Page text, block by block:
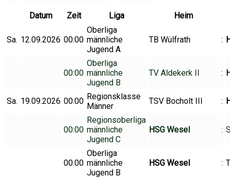
Datum Zeit Liga Heim
Sa. 12.09.2026 00:00
Oberliga
männliche
Jugend A
TB Wülfrath :
00:00
Oberliga
männliche
Jugend B
TV Aldekerk II :
Sa. 19.09.2026 00:00 Regionsklasse
Männer
TSV Bocholt III :
00:00
Regionsoberliga
männliche
Jugend C
HSG Wesel :
00:00
Oberliga
männliche
Jugend B
HSG Wesel :